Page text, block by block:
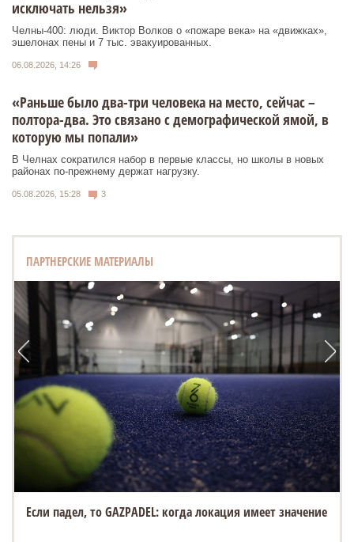
исключать нельзя»
Челны-400: люди. Виктор Волков о «пожаре века» на «движках»,
эшелонах пены и 7 тыс. эвакуированных.
06.08.2026, 14:26
«Раньше было два-три человека на место, сейчас –
полтора-два. Это связано с демографической ямой, в
которую мы попали»
В Челнах сократился набор в первые классы, но школы в новых
районах по-прежнему держат нагрузку.
05.08.2026, 15:28 3
ПАРТНЕРСКИЕ МАТЕРИАЛЫ
Если падел, то GAZPADEL: когда локация имеет значение